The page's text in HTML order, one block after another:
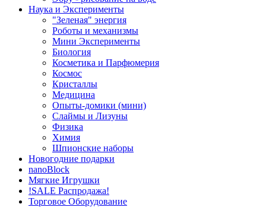
Наука и Эксперименты
"Зеленая" энергия
Роботы и механизмы
Мини Эксперименты
Биология
Косметика и Парфюмерия
Космос
Кристаллы
Медицина
Опыты-домики (мини)
Слаймы и Лизуны
Физика
Химия
Шпионские наборы
Новогодние подарки
nanoBlock
Мягкие Игрушки
!SALE Распродажа!
Торговое Оборудование